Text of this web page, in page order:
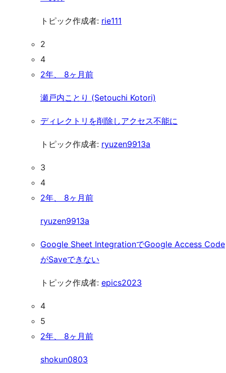
トピック作成者: rie111
2
4
2年、 8ヶ月前
瀬戸内ことり (Setouchi Kotori)
ディレクトリを削除しアクセス不能に
トピック作成者: ryuzen9913a
3
4
2年、 8ヶ月前
ryuzen9913a
Google Sheet IntegrationでGoogle Access Code
がSaveできない
トピック作成者: epics2023
4
5
2年、 8ヶ月前
shokun0803